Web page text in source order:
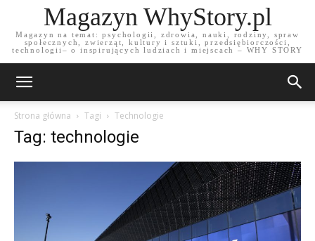
Magazyn WhyStory.pl
Magazyn na temat: psychologii, zdrowia, nauki, rodziny, spraw
społecznych, zwierząt, kultury i sztuki, przedsiębiorczości,
technologii– o inspirujących ludziach i miejscach – WHY STORY
Strona główna Tagi Technologie
Tag: technologie